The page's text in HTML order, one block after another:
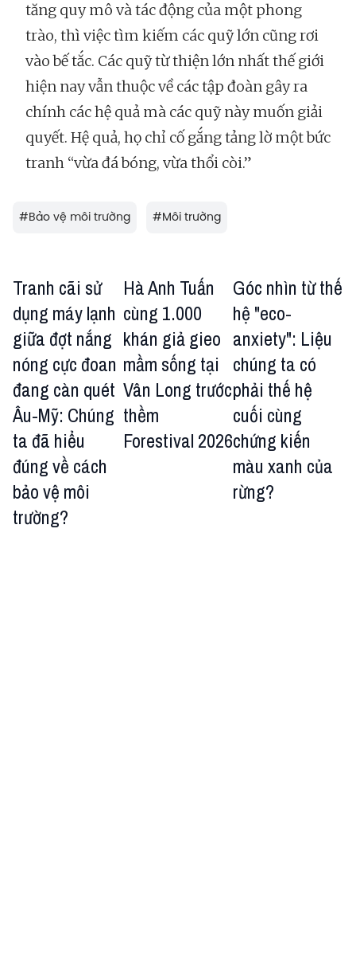
tăng quy mô và tác động của một phong
trào, thì việc tìm kiếm các quỹ lớn cũng rơi
vào bế tắc. Các quỹ từ thiện lớn nhất thế giới
hiện nay vẫn thuộc về các tập đoàn gây ra
chính các hệ quả mà các quỹ này muốn giải
quyết. Hệ quả, họ chỉ cố gắng tảng lờ một bức
tranh “vừa đá bóng, vừa thổi còi.”
#Bảo vệ môi trường #Môi trường
Tranh cãi sử
dụng máy lạnh
giữa đợt nắng
nóng cực đoan
đang càn quét
Âu-Mỹ: Chúng
ta đã hiểu
đúng về cách
bảo vệ môi
trường?
Hà Anh Tuấn
cùng 1.000
khán giả gieo
mầm sống tại
Vân Long trước
thềm
Forestival 2026
Góc nhìn từ thế
hệ "eco-
anxiety": Liệu
chúng ta có
phải thế hệ
cuối cùng
chứng kiến
màu xanh của
rừng?